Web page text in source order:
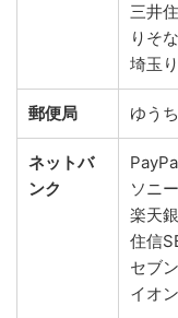
三井
りそ
埼玉
郵便局 ゆう
ネットバ
ンク
ソニ
楽天
住信
セブ
イオ